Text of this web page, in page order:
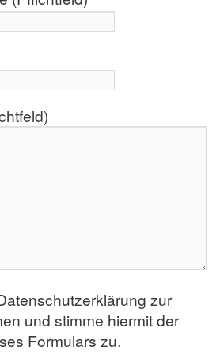
zur
und stimme hiermit der
Formulars zu.